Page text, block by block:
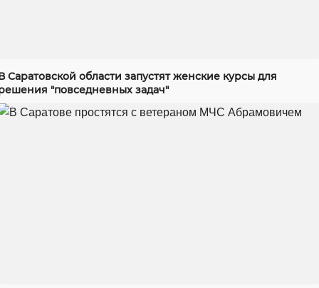
Саратовской области запустят женские курсы для
"повседневных задач"